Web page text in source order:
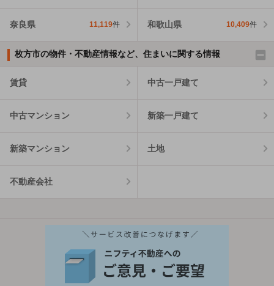
奈良県 11,119件 和歌山県 10,409件
枚方市の物件・不動産情報など、住まいに関する情報
賃貸 中古一戸建て
中古マンション 新築一戸建て
新築マンション 土地
不動産会社